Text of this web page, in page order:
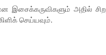
இசைக்கருவிகளும் அதில்
செய்யவும்.